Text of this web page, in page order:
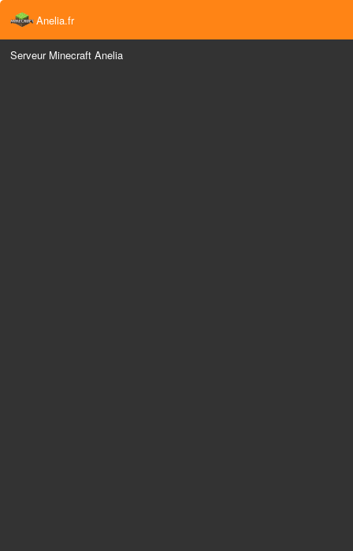
Anelia.fr
Serveur Minecraft Anelia